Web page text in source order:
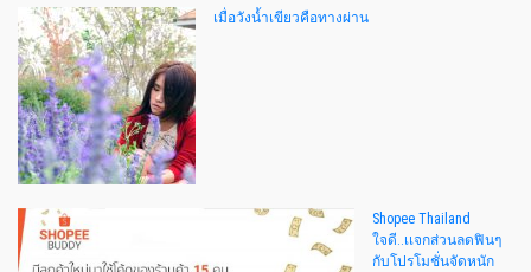
เมื่อวังน้ำเขียวคือทางผ่าน
Shopee Thailand
ใจดี..เเจกส่วนลดฟินๆ
กับโปรโมชั่นจัดหนัก